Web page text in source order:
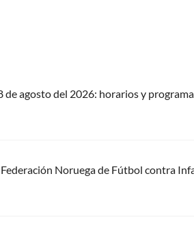
de agosto del 2026: horarios y
Noruega de Fútbol contra